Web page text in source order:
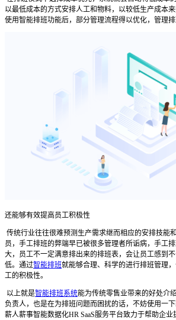
以最低成本的方式安排人工和物料，以较低生产成本
使用智能排班功能后，部分管理流程得以优化，管理排
还能够有效提高员工积极性
传统行业往往很难预测生产需求继而相应的安排技能
员，手工排班的弊端早已被很多管理者所诟病，手工
大，员工不一定满意排出来的排班表，会让员工感到
低。通过智能排班就能够合理、科学的进行排班管理
工的积极性。
以上就是智能排班系统能为传统零售业带来的好处介
负责人，也是在为排班问题而困扰的话，不妨使用一
薪人薪事智能数据化HR SaaS服务平台致力于帮助企